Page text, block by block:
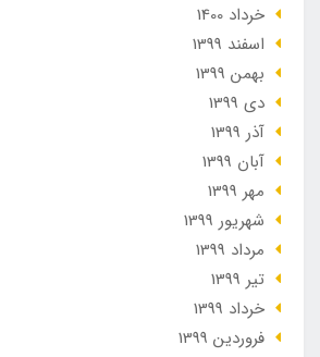
خرداد 1400
اسفند 1399
بهمن 1399
دی 1399
آذر 1399
آبان 1399
مهر 1399
شهریور 1399
مرداد 1399
تير 1399
خرداد 1399
فروردین 1399